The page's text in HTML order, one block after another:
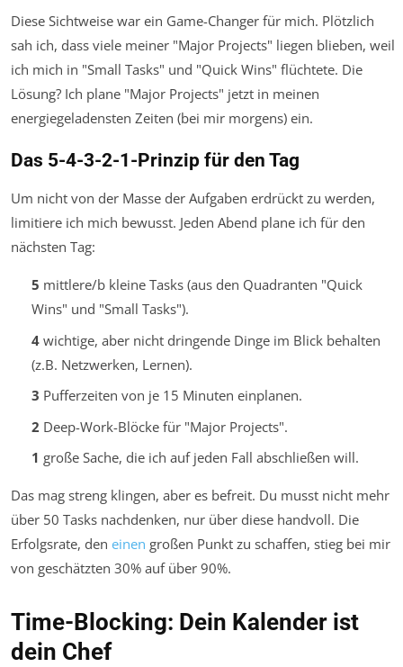
Diese Sichtweise war ein Game-Changer für mich. Plötzlich
sah ich, dass viele meiner "Major Projects" liegen blieben, weil
ich mich in "Small Tasks" und "Quick Wins" flüchtete. Die
Lösung? Ich plane "Major Projects" jetzt in meinen
energiegeladensten Zeiten (bei mir morgens) ein.
Das 5-4-3-2-1-Prinzip für den Tag
Um nicht von der Masse der Aufgaben erdrückt zu werden,
limitiere ich mich bewusst. Jeden Abend plane ich für den
nächsten Tag:
5 mittlere/b kleine Tasks (aus den Quadranten "Quick
Wins" und "Small Tasks").
4wichtige, aber nicht dringende Dinge im Blick behalten
(z.B. Netzwerken, Lernen).
3 Pufferzeiten von je 15 Minuten einplanen.
2 Deep-Work-Blöcke für "Major Projects".
1 große Sache, die ich auf jeden Fall abschließen will.
Das mag streng klingen, aber es befreit. Du musst nicht mehr
über 50 Tasks nachdenken, nur über diese handvoll. Die
Erfolgsrate, den einen großen Punkt zu schaffen, stieg bei mir
von geschätzten 30% auf über 90%.
Time-Blocking: Dein Kalender ist
dein Chef